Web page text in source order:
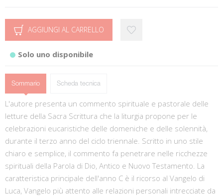
AGGIUNGI AL CARRELLO
Solo uno disponibile
Sommario Scheda tecnica
L'autore presenta un commento spirituale e pastorale delle
letture della Sacra Scrittura che la liturgia propone per le
celebrazioni eucaristiche delle domeniche e delle solennità,
durante il terzo anno del ciclo triennale. Scritto in uno stile
chiaro e semplice, il commento fa penetrare nelle ricchezze
spirituali della Parola di Dio, Antico e Nuovo Testamento. La
caratteristica principale dell'anno C è il ricorso al Vangelo di
Luca, Vangelo più attento alle relazioni personali intrecciate da